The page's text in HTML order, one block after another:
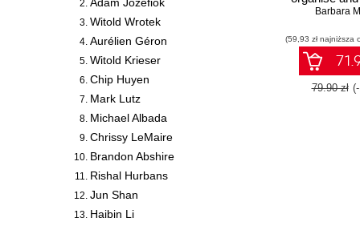
Witold Wrotek
Aurélien Géron
Witold Krieser
Chip Huyen
Mark Lutz
Michael Albada
Chrissy LeMaire
Brandon Abshire
Rishal Hurbans
Jun Shan
Haibin Li
yourself,
Microsoft
Exchange
book
Barbara
(59,93 zł najniższa
79.90 zł